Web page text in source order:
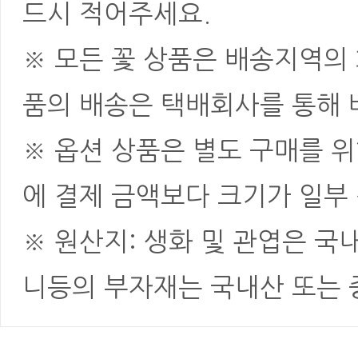
드시 적어주세요.
※ 모든 꽃 상품은 배송지역의
품의 배송은 택배회사를 통해
※ 옵션 상품은 별도 구매를
에 결제 금액보다 크기가 일
※ 원산지: 생화 및 관엽은 국
니등의 부자재는 국내산 또는